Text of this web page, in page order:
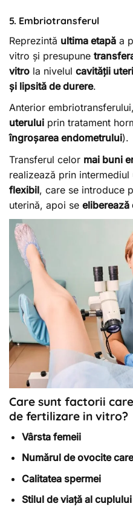
5. Embriotransferul
Reprezintă ultima etapă a
vitro și presupune
vitro la nivelul cavității
și lipsită de durere.
Anterior
uterului prin tratament
îngroșarea endometrului).
Transferul celor mai buni
realizează prin intermediul
flexibil, care se introduce
uterină, apoi se
Care sunt factorii
de fertilizare in vitro?
Vârsta femeii
Numărul de ovocite
Calitatea spermei
Stilul de viață al cuplului